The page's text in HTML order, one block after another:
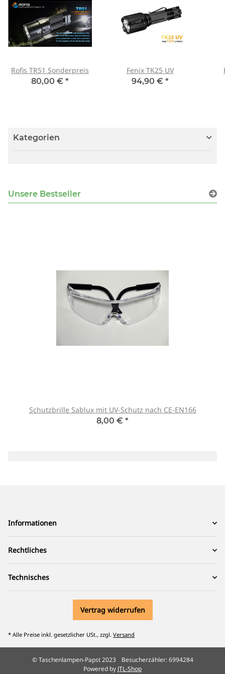
Rofis TR51 Sonderpreis
80,00 € *
Fenix TK25 UV
94,90 € *
Kategorien
Unsere Bestseller
Schutzbrille Sablux mit UV-Schutz nach CE-EN166
8,00 € *
Informationen
Rechtliches
Technisches
Vertrag widerrufen
* Alle Preise inkl. gesetzlicher USt., zzgl. Versand
© Taschenlampen-Papst 2023
Besucherzähler: 6994284
Powered by JTL-Shop